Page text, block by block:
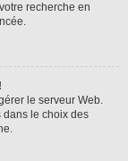
recherche en
le serveur Web.
dans le choix des